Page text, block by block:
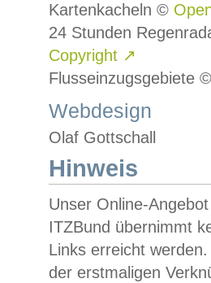
Kartenkacheln ©
24 Stunden
Copyright ↗
Flusseinzugsgebiete
Webdesign
Olaf Gottschall
Hinweis
Unser Online-
ITZBund übernimmt
Links erreicht
der erstmaligen